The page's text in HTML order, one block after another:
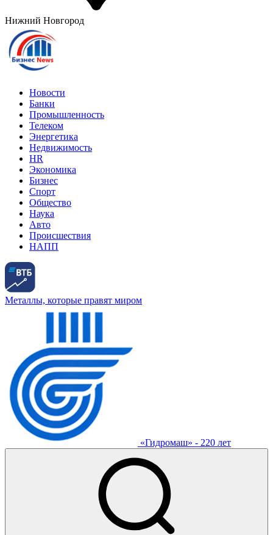
Нижний Новгород
Новости
Банки
Промышленность
Телеком
Энергетика
Недвижимость
HR
Экономика
Бизнес
Спорт
Общество
Наука
Авто
Происшествия
НАПП
Металлы, которые правят миром
«Гидромаш» - 220 лет